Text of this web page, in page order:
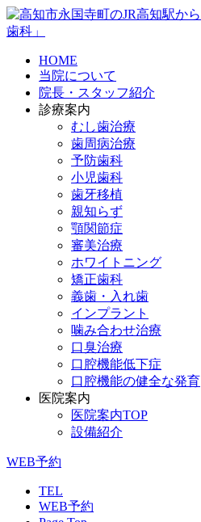
HOME
当院について
院長・スタッフ紹介
診療案内
むし歯治療
歯周病治療
予防歯科
小児歯科
歯牙移植
親知らず
顎関節症
審美治療
ホワイトニング
矯正歯科
義歯・入れ歯
インプラント
噛み合わせ治療
口臭治療
口腔機能低下症
口腔機能の健全な発育
医院案内
医院案内TOP
設備紹介
WEB予約
TEL
WEB予約